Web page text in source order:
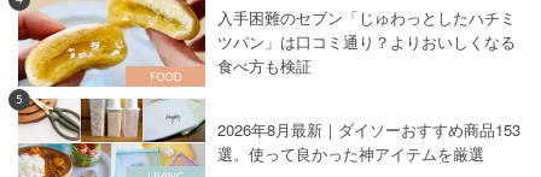
入手困難のセブン「じゅわっとしたハチミ
ツパン」は口コミ通り？よりおいしくなる
食べ方も検証
5
2026年8月最新｜ダイソーおすすめ商品153
選。使って良かった神アイテムを厳選